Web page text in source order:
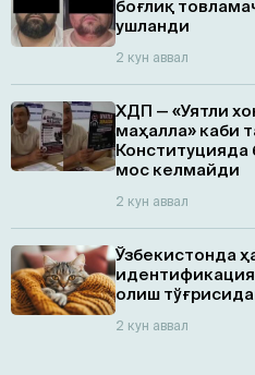
боғлиқ
ушланди
2 кун аввал
ХДП — «Уятли
маҳалла» каби
Конституцияда
мос келмайди
2 кун аввал
Ўзбекистонда
идентификация
олиш
2 кун аввал